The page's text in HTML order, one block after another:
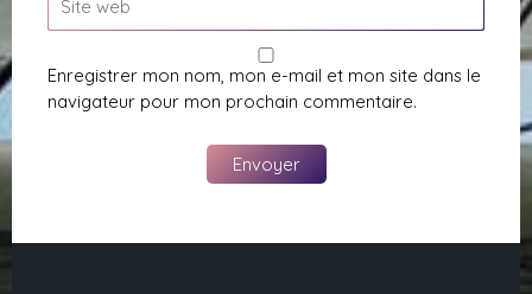
Enregistrer mon nom, mon e-mail et mon site dans le
navigateur pour mon prochain commentaire.